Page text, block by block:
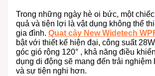
Trong những ngày hè oi bức, một
quả và tiện lợi là vật dụng không thể
gia đình. Quạt cây New Widetech
bật với thiết kế hiện đại, công suất
góc gió rộng 120° , khả năng điều
dụng di động sẽ mang đến trải nghiệm
và sự tiện nghi hơn.